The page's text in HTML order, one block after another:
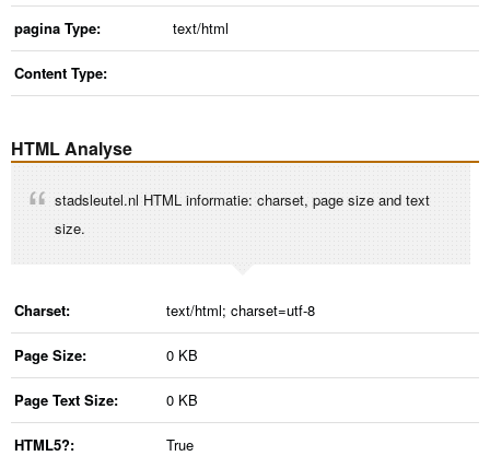
pagina Type: text/html
Content Type:
HTML Analyse
stadsleutel.nl HTML informatie: charset, page size and text
size.
Charset: text/html; charset=utf-8
Page Size: 0 KB
Page Text Size: 0 KB
HTML5?: True